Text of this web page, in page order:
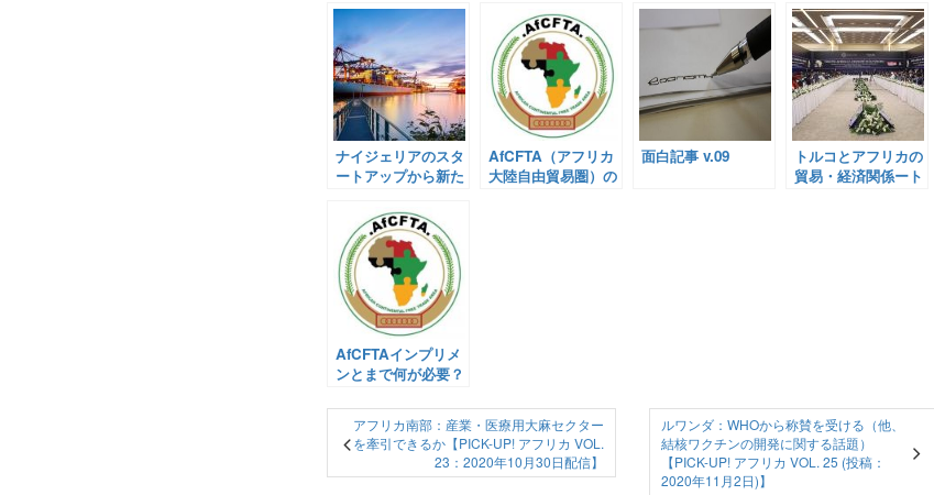
ナイジェリアのスタ
ートアップから新た
場！・MTNルワンダ
が新たなモバイル
APIを発表する見通
し！【Pick-Up! ア
フリカ Vol. 5(投
稿：2020年10月9
日)】
AfCFTA（アフリカ
大陸自由貿易圏）の
面白記事 v.09
トルコとアフリカの
貿易・経済関係ート
AfCFTAインプリメ
ンとまで何が必要？
記事 v.139 (投稿：
2020年9月19日)】
アフリカ南部：産業・医療用大麻セクター
を牽引できるか【PICK-UP! アフリカ VOL.
23：2020年10月30日配信】
ルワンダ：WHOから称賛を受ける（他、
結核ワクチンの開発に関する話題）
【PICK-UP! アフリカ VOL. 25 (投稿：
2020年11月2日)】